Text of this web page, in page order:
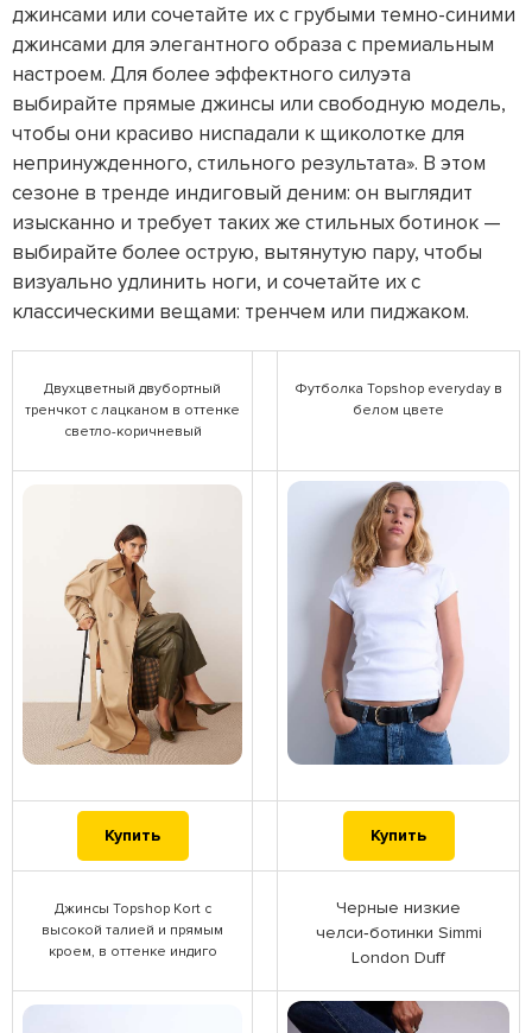
джинсами или сочетайте их с грубыми темно-синими
джинсами для элегантного образа с премиальным
настроем. Для более эффектного силуэта
выбирайте прямые джинсы или свободную модель,
чтобы они красиво ниспадали к щиколотке для
непринужденного, стильного результата». В этом
сезоне в тренде индиговый деним: он выглядит
изысканно и требует таких же стильных ботинок —
выбирайте более острую, вытянутую пару, чтобы
визуально удлинить ноги, и сочетайте их с
классическими вещами: тренчем или пиджаком.
Двухцветный двубортный
тренчкот с лацканом в оттенке
светло-коричневый
Футболка Topshop everyday в
белом цвете
Купить Купить
Джинсы Topshop Kort с
высокой талией и прямым
кроем, в оттенке индиго
Черные низкие
челси‑ботинки Simmi
London Duff